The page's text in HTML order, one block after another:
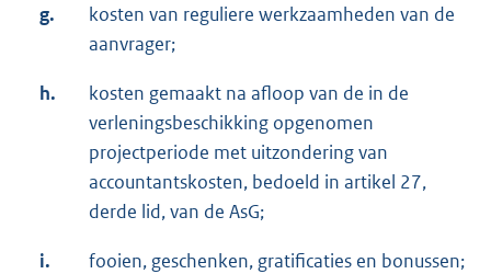
g.
kosten van reguliere werkzaamheden van de
aanvrager;
h.
kosten gemaakt na afloop van de in de
verleningsbeschikking opgenomen
projectperiode met uitzondering van
accountantskosten, bedoeld in artikel 27,
derde lid, van de AsG;
i. fooien, geschenken, gratificaties en bonussen;